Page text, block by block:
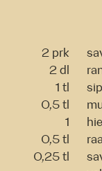
2 prk
2 dl
1 tl
0,5 tl
1
0,5 tl
0,25 tl